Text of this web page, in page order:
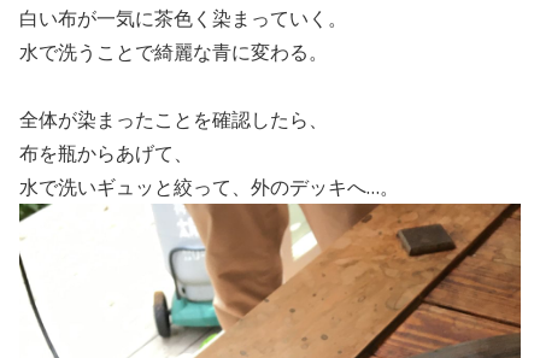
白い布が一気に茶色く染まっていく。
水で洗うことで綺麗な青に変わる。
全体が染まったことを確認したら、
布を瓶からあげて、
水で洗いギュッと絞って、外のデッキへ…。